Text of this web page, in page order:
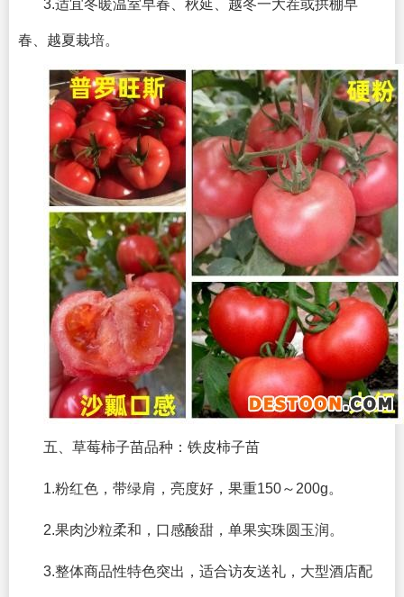
3.适宜冬暖温室早春、秋延、越冬一大茬或拱棚早
春、越夏栽培。
五、草莓柿子苗品种：铁皮柿子苗
1.粉红色，带绿肩，亮度好，果重150～200g。
2.果肉沙粒柔和，口感酸甜，单果实珠圆玉润。
3.整体商品性特色突出，适合访友送礼，大型酒店配